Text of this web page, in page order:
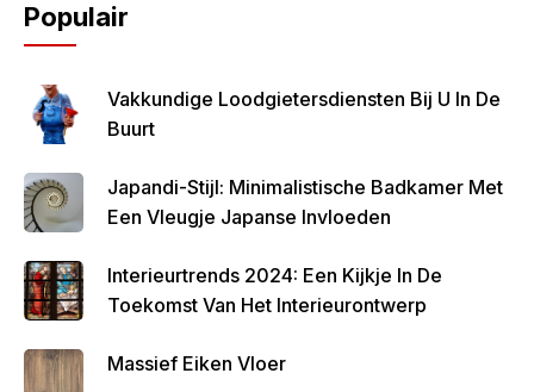
Populair
Vakkundige Loodgietersdiensten Bij U In De
Buurt
Japandi-Stijl: Minimalistische Badkamer Met
Een Vleugje Japanse Invloeden
Interieurtrends 2024: Een Kijkje In De
Toekomst Van Het Interieurontwerp
Massief Eiken Vloer